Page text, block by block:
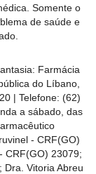
Somente o
de saúde e
Farmácia
do Líbano,
| Telefone: (62)
a sábado, das
- CRF(GO)
CRF(GO) 23079;
Dra. Vitoria Abreu